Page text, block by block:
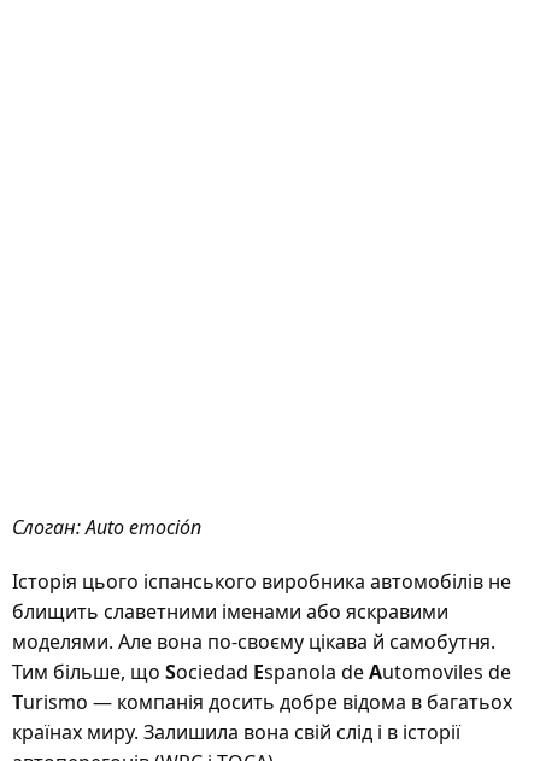
Слоган: Auto emoción
Історія цього іспанського виробника автомобілів не
блищить славетними іменами або яскравими
моделями. Але вона по-своєму цікава й самобутня.
Тим більше, що Sociedad Espanola deAutomoviles de
Turismo — компанія досить добре відома в багатьох
країнах миру. Залишила вона свій слід і в історії